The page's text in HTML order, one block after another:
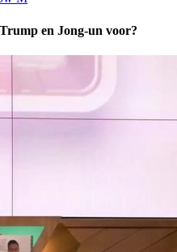
en Jong-un voor?